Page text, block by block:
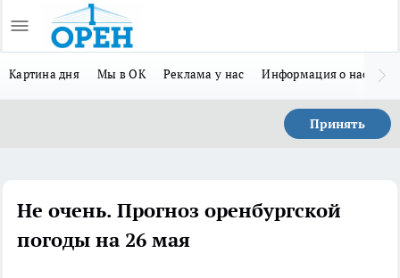
Картина дня Мы в ОК Реклама у нас Информация о нас
Принять
Не очень. Прогноз оренбургской
погоды на 26 мая